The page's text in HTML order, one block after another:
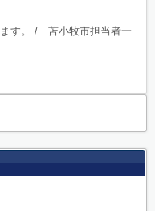
/ 苫小牧市担当者一